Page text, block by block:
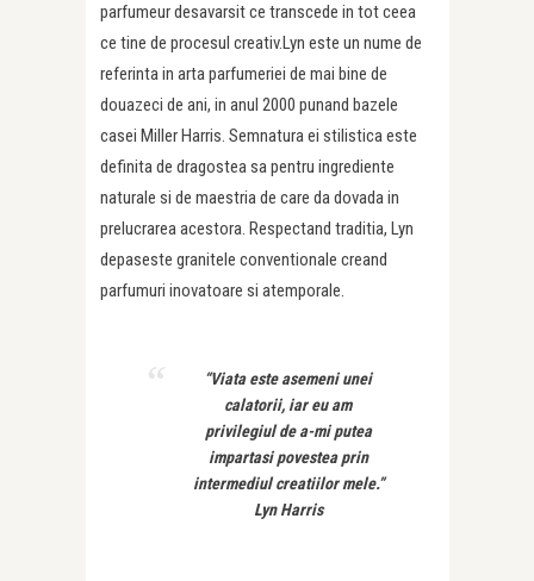
parfumeur desavarsit ce transcede in tot ceea
ce tine de procesul creativ.Lyn este un nume de
referinta in arta parfumeriei de mai bine de
douazeci de ani, in anul 2000 punand bazele
casei Miller Harris. Semnatura ei stilistica este
definita de dragostea sa pentru ingrediente
naturale si de maestria de care da dovada in
prelucrarea acestora. Respectand traditia, Lyn
depaseste granitele conventionale creand
parfumuri inovatoare si atemporale.
“Viata este asemeni unei
calatorii, iar eu am
privilegiul de a-mi putea
impartasi povestea prin
intermediul creatiilor mele.”
Lyn Harris